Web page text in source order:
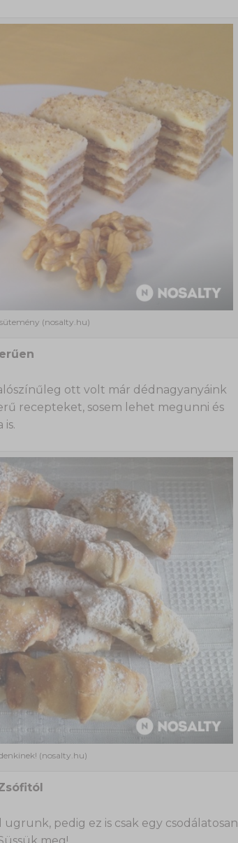
(nosalty.hu)
ott volt már dédnagyanyáink
recepteket, sosem lehet megunni és
(nosalty.hu)
ugrunk, pedig ez is csak egy csodálatosan